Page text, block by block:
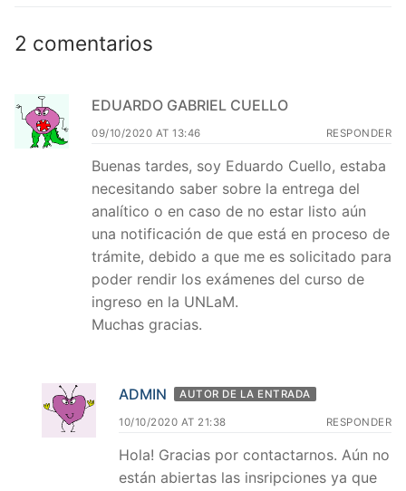
2 comentarios
EDUARDO GABRIEL CUELLO
09/10/2020 AT 13:46 RESPONDER
Buenas tardes, soy Eduardo Cuello, estaba
necesitando saber sobre la entrega del
analítico o en caso de no estar listo aún
una notificación de que está en proceso de
trámite, debido a que me es solicitado para
poder rendir los exámenes del curso de
ingreso en la UNLaM.
Muchas gracias.
ADMIN AUTOR DE LA ENTRADA
10/10/2020 AT 21:38 RESPONDER
Hola! Gracias por contactarnos. Aún no
están abiertas las insripciones ya que